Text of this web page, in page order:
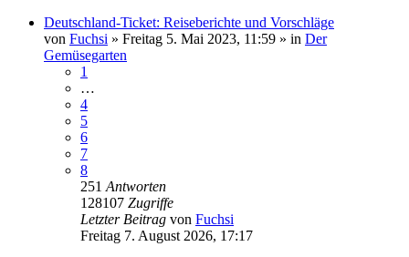
Deutschland-Ticket: Reiseberichte und Vorschläge
von Fuchsi » Freitag 5. Mai 2023, 11:59 » in Der
Gemüsegarten
1
…
4
5
6
7
8
251 Antworten
128107 Zugriffe
Letzter Beitrag von Fuchsi
Freitag 7. August 2026, 17:17